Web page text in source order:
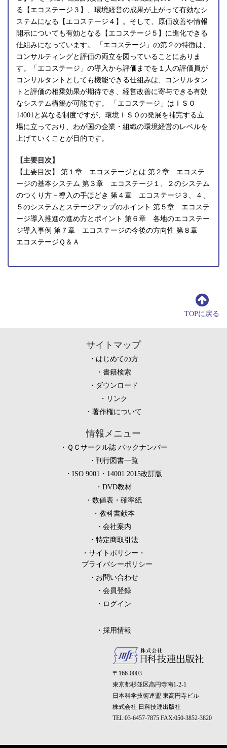
る【エコステージ３】、環境経営の成果が上がって有効なシ
ステムになる【エコステージ４】。そして、原価改善や情報
開示についても有効となる【エコステージ５】に進化できる
仕組みになっています。 「エコステージ」の第２の特徴は、
コンサルティングと評価の両立を図っていることにありま
す。「エコステージ」の導入から評価までを１人の評価員が
コンサルタントとしても機能できる仕組みは、コンサルタン
トと評価の相乗効果が期待でき、経営改善に寄与できる有効
なシステム構築が可能です。 「エコステージ」はＩＳＯ
14001と異なる制度ですが、環境ＩＳＯの発展を補完する立
場に立っており、わが国の企業・組織の環境経営のレベルを
上げていくことが目的です。
【主要目次】
【主要目次】 第１章 エコステージとは 第２章 エコステ
ージの基本システム 第３章 エコステージ１、２のシステム
のつくり方－導入の手ほどき 第４章 エコステージ３、４、
５のシステムとステージアップのポイント 第５章 エコステ
ージ導入推進の進め方とポイント 第６章 各地のエコステー
ジ導入事例 第７章 エコステージの今後の方向性 第８章
エコステージＱ＆Ａ
TOPに戻る
サイトマップ
はじめての方
書籍検索
ダウンロード
リンク
著作権について
情報メニュー
ＱＣサークル誌 バックナンバー
刊行図書一覧
ISO 9001・14001 2015改訂版
DVD教材
数値表・確率紙
教科書献本
会社案内
特定商取引法
サイトポリシー・
プライバシーポリシー
お問い合わせ
会員登録
ログイン
採用情報
〒166-0003
東京都杉並区高円寺南1-2-1
日本科学技術連盟 東高円寺ビル
株式会社 日科技連出版社
TEL:03-6457-7875 FAX:050-3852-3820